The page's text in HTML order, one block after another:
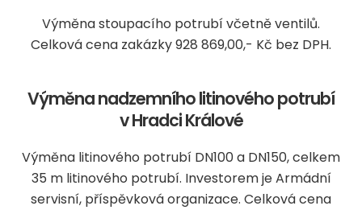
Výměna stoupacího potrubí včetně ventilů.
Celková cena zakázky 928 869,00,- Kč bez DPH.
Výměna nadzemního litinového potrubí
v Hradci Králové
Výměna litinového potrubí DN100 a DN150, celkem
35 m litinového potrubí. Investorem je Armádní
servisní, příspěvková organizace. Celková cena